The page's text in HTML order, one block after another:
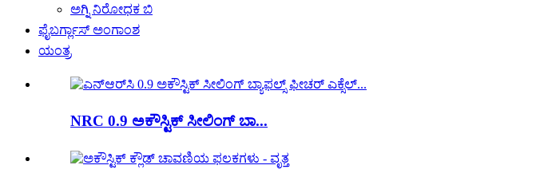
ಅಗ್ನಿ ನಿರೋಧಕ ಬಿ
ಫೈಬರ್ಗ್ಲಾಸ್ ಅಂಗಾಂಶ
ಯಂತ್ರ
NRC 0.9 ಅಕೌಸ್ಟಿಕ್ ಸೀಲಿಂಗ್ ಬಾ...